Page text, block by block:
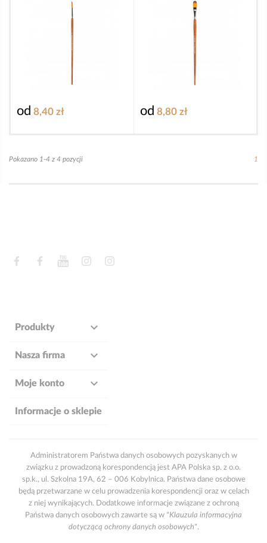
od 8,40 zł od 8,80 zł
Pokazano 1-4 z 4 pozycji 1
FacebookFacebookYouTubeInstagram
Produkty 
Nasza firma 
Moje konto 
Informacje o sklepie
Administratorem Państwa danych osobowych pozyskanych w
związku z prowadzoną korespondencją jest APA Polska sp. z o.o.
sp.k., ul. Szkolna 19A, 62 – 006 Kobylnica. Państwa dane osobowe
będą przetwarzane w celu prowadzenia korespondencji oraz w celach
z niej wynikających. Dodatkowe informacje związane z ochroną
Państwa danych osobowych zawarte są w "Klauzula informacyjna
dotyczącą ochrony danych osobowych".